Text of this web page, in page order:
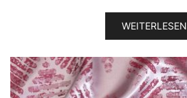
WEITERLESEN